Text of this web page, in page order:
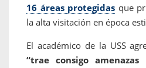
16 áreas protegidas que
la alta visitación en época
El académico de la USS
“trae consigo